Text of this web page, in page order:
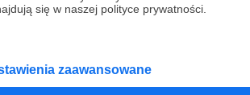
się w naszej polityce prywatności.
zaawansowane
do grona Patronów!